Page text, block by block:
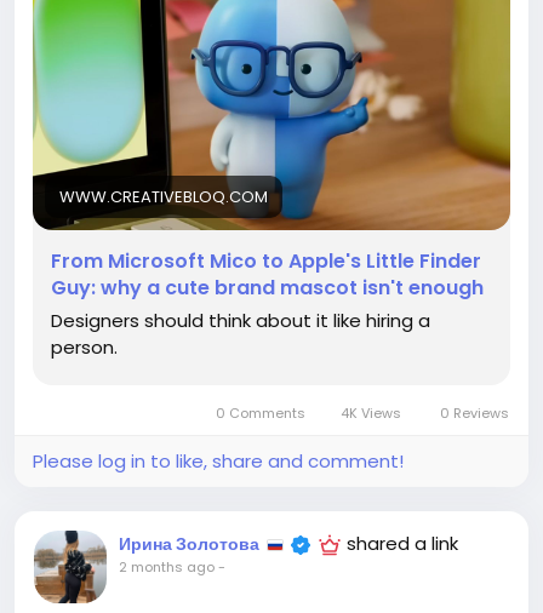
Мы часто выбираем то, что заставляет нас улыбаться,
но стоит ли это ценить больше, чем внутренний мир?
Лично я понимаю, что за каждым привлекательным
образом скрывается необходимость в глубине и
смысле. Как в жизни, так и в дизайне, важно не только
привлекать внимание, но и завоевывать доверие.
Давайте помнить, что настоящая ценность в
то, что не только радует глаз, но и затрагивает душу.
https://www.creativebloq.com/design/from-
microsoft-mico-to-apples-little-finder-guy-why-a-
#брендинг Follow #ин Follow
WWW.CREATIVEBLOQ.COM
From Microsoft Mico to Apple's Little Finder
Guy: why a cute brand mascot isn't enough
Designers should think about it like hiring a
person.
0 Comments 4K Views 0 Reviews
Please log in to like, share and comment!
Ирина Золотова shared a link
2 months ago-